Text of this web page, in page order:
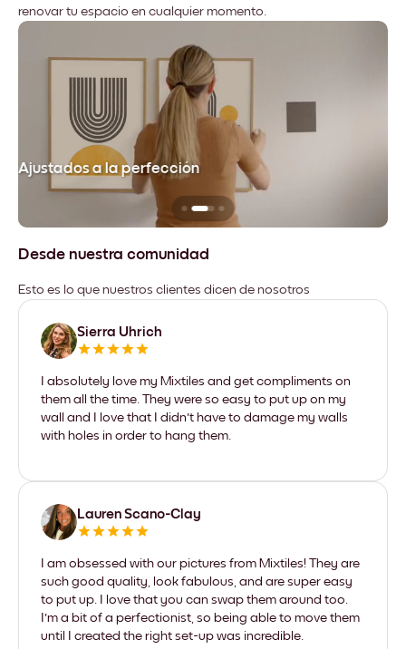
renovar tu espacio en cualquier momento.
Ajustados a la perfección
Desde nuestra comunidad
Esto es lo que nuestros clientes dicen de nosotros
Sierra Uhrich
I absolutely love my Mixtiles and get compliments on
them all the time. They were so easy to put up on my
wall and I love that I didn't have to damage my walls
with holes in order to hang them.
Lauren Scano-Clay
I am obsessed with our pictures from Mixtiles! They are
such good quality, look fabulous, and are super easy
to put up. I love that you can swap them around too.
I'm a bit of a perfectionist, so being able to move them
until I created the right set-up was incredible.